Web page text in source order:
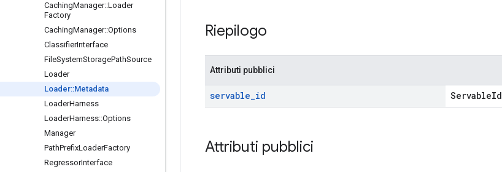
CachingManager::Loader
Factory
CachingManager::Options
ClassifierInterface
FileSystemStoragePathSource
Loader
Loader::Metadata
LoaderHarness
LoaderHarness::Options
Manager
PathPrefixLoaderFactory
RegressorInterface
Riepilogo
Attributi pubblici
servable_id ServableId
Attributi pubblici